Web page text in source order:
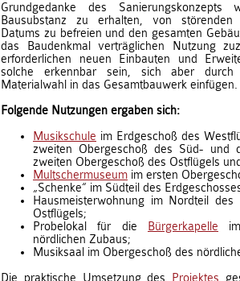
Grundgedanke des
Bausubstanz zu erhalten, von störenden
Datums zu befreien und den gesamten
das Baudenkmal verträglichen Nutzung
erforderlichen neuen Einbauten und
solche erkennbar sein, sich aber durch
Materialwahl in das Gesamtbauwerk einfügen.
Folgende Nutzungen ergaben sich:
Musikschule im Erdgeschoß des
zweiten Obergeschoß des Süd- und
zweiten Obergeschoß des Ostflügels
Multschermuseum im ersten
„Schenke“ im Südteil des
Hausmeisterwohnung im Nordteil des
Ostflügels;
Probelokal für die
Bürgerkapelle
nördlichen Zubaus;
Musiksaal im Obergeschoß des
Die praktische Umsetzung des
Projektes